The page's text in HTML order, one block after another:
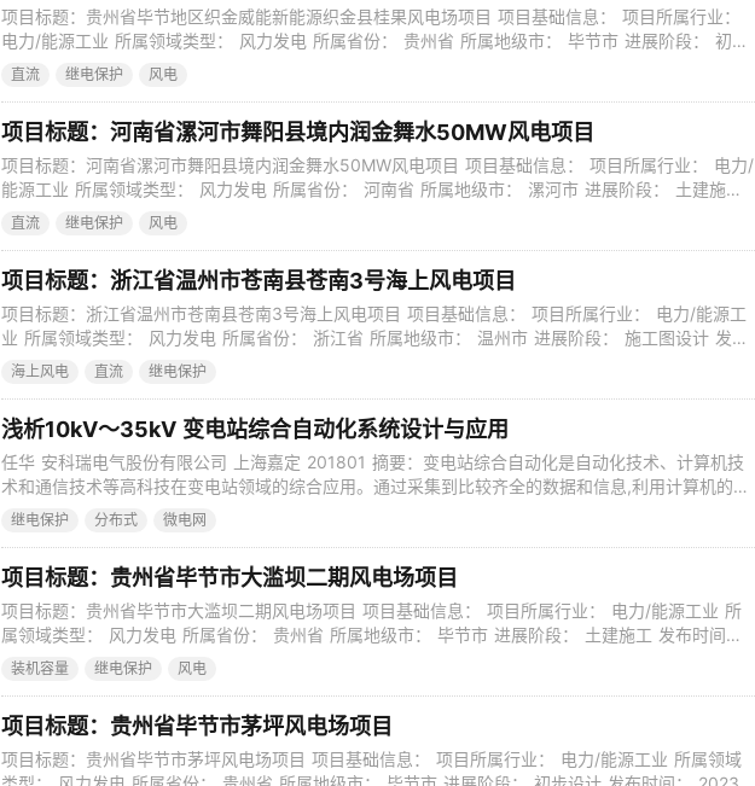
项目标题：贵州省毕节地区织金威能新能源织金县桂果风电场项目 项目基础信息： 项目所属行业：
电力/能源工业 所属领域类型： 风力发电 所属省份： 贵州省 所属地级市： 毕节市 进展阶段： 初步
设计 发布时间： 2023-08-03 跟踪版本号： 1 项目性质： 新建 预算投资总额： 30000万元 投资
直流 继电保护 风电
项目标题：河南省漯河市舞阳县境内润金舞水50MW风电项目
项目标题：河南省漯河市舞阳县境内润金舞水50MW风电项目 项目基础信息： 项目所属行业： 电力/
能源工业 所属领域类型： 风力发电 所属省份： 河南省 所属地级市： 漯河市 进展阶段： 土建施工
发布时间： 2023-08-02 跟踪版本号： 1 项目性质： 新建 预算投资总额： 30000万元 投资性质：
直流 继电保护 风电
项目标题：浙江省温州市苍南县苍南3号海上风电项目
项目标题：浙江省温州市苍南县苍南3号海上风电项目 项目基础信息： 项目所属行业： 电力/能源工
业 所属领域类型： 风力发电 所属省份： 浙江省 所属地级市： 温州市 进展阶段： 施工图设计 发布
时间： 2023-08-02 跟踪版本号： 1 项目性质： 新建 预算投资总额： 1000000万元 投资性质：
海上风电 直流 继电保护
浅析10kV～35kV 变电站综合自动化系统设计与应用
任华 安科瑞电气股份有限公司 上海嘉定 201801 摘要：变电站综合自动化是自动化技术、计算机技
术和通信技术等高科技在变电站领域的综合应用。通过采集到比较齐全的数据和信息,利用计算机的高
速计算能力和逻辑判断能力,可方便的监视和控制变电站内各种设备的运行和操作。本文利用现代计算
继电保护 分布式 微电网
项目标题：贵州省毕节市大滥坝二期风电场项目
项目标题：贵州省毕节市大滥坝二期风电场项目 项目基础信息： 项目所属行业： 电力/能源工业 所
属领域类型： 风力发电 所属省份： 贵州省 所属地级市： 毕节市 进展阶段： 土建施工 发布时间：
2023-08-03 跟踪版本号： 1 项目性质： 续建 预算投资总额： 10000万元 投资性质： 政府性投资
装机容量 继电保护 风电
项目标题：贵州省毕节市茅坪风电场项目
项目标题：贵州省毕节市茅坪风电场项目 项目基础信息： 项目所属行业： 电力/能源工业 所属领域